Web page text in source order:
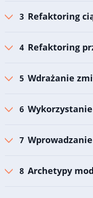
Refaktoring
Refaktoring
Wdrażanie
Archetypy